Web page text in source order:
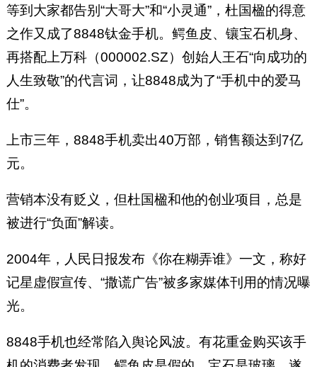
等到大家都告别“大哥大”和“小灵通”，杜国楹的得意
之作又成了8848钛金手机。鳄鱼皮、镶宝石机身、
再搭配上万科（000002.SZ）创始人王石“向成功的
人生致敬”的代言词，让8848成为了“手机中的爱马
仕”。
上市三年，8848手机卖出40万部，销售额达到7亿
元。
营销本没有贬义，但杜国楹和他的创业项目，总是
被进行“负面”解读。
2004年，人民日报发布《你在糊弄谁》一文，称好
记星虚假宣传、“撒谎广告”被多家媒体刊用的情况曝
光。
8848手机也经常陷入舆论风波。有花重金购买该手